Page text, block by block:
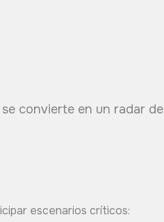
convierte en un radar de
escenarios críticos: